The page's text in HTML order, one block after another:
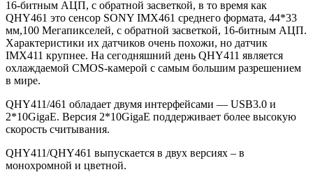
16-битным АЦП, с обратной засветкой, в то время как
QHY461 это сенсор SONY IMX461 среднего формата, 44*33
мм,100 Мегапикселей, с обратной засветкой, 16-битным АЦП.
Характеристики их датчиков очень похожи, но датчик
IMX411 крупнее. На сегодняшний день QHY411 является
охлаждаемой CMOS-камерой с самым большим разрешением
в мире.
QHY411/461 обладает двумя интерфейсами — USB3.0 и
2*10GigaE. Версия 2*10GigaE поддерживает более высокую
скорость считывания.
QHY411/QHY461 выпускается в двух версиях – в
монохромной и цветной.